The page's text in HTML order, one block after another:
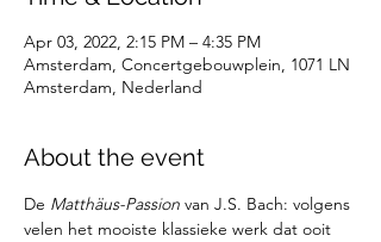
Apr 03, 2022, 2:15 PM – 4:35 PM
Amsterdam, Concertgebouwplein, 1071 LN
Amsterdam, Nederland
About the event
De Matthäus-Passion van J.S. Bach: volgens
velen het mooiste klassieke werk dat ooit